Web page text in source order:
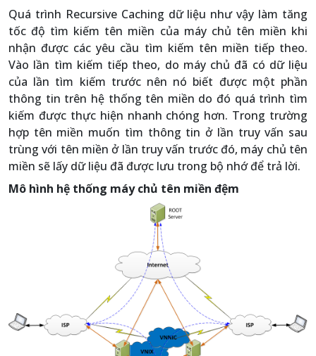
Quá trình Recursive Caching dữ liệu như vậy làm tăng
tốc độ tìm kiếm tên miền của máy chủ tên miền khi
nhận được các yêu cầu tìm kiếm tên miền tiếp theo.
Vào lần tìm kiếm tiếp theo, do máy chủ đã có dữ liệu
của lần tìm kiếm trước nên nó biết được một phần
thông tin trên hệ thống tên miền do đó quá trình tìm
kiếm được thực hiện nhanh chóng hơn. Trong trường
hợp tên miền muốn tìm thông tin ở lần truy vấn sau
trùng với tên miền ở lần truy vấn trước đó, máy chủ tên
miền sẽ lấy dữ liệu đã được lưu trong bộ nhớ để trả lời.
Mô hình hệ thống máy chủ tên miền đệm